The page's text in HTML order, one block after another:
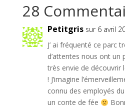
28
Petitgris sur 6 avril
J’ ai fréquenté ce parc
d’attentes nous ont un
très envie de découvrir
! J’imagine
connu des employés
un conte de fée